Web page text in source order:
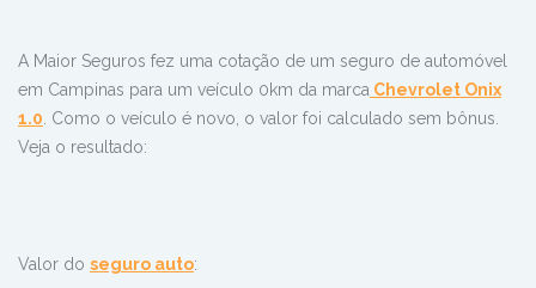
A Maior Seguros fez uma cotação de um seguro de automóvel
em Campinas para um veículo 0km da marca Chevrolet Onix
1.0. Como o veículo é novo, o valor foi calculado sem bônus.
Veja o resultado:
Valor do seguro auto: